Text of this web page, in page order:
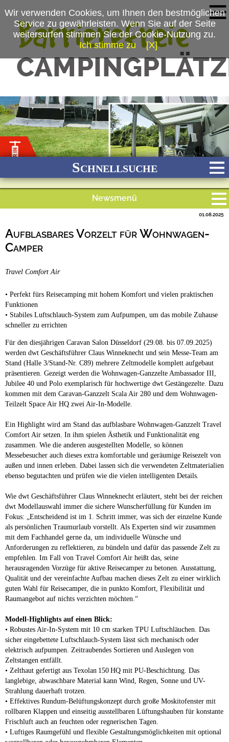
Schnellsuche
Ganzjährig geöffnet
Newsmenü
Campingplätze
Aufblasbares Vorzelt für Wohnwagen-
Camper
01.08.2025
Travel Comfort Air
• Perfekt fürs Reisecamping mit hohem Komfort und vielen praktischen
Funktionen
• Stabiles Luftschlauch-System zum Aufpumpen, um das mobile Zuhause
schneller zu errichten
Für den diesjährigen Caravan Salon Düsseldorf (29.08. bis 07.09.2025)
werden dwt Geschäftsführer Claus Winneknecht und sein Messe-Team am
Stand (Halle 3/Stand-Nr. C89) mehrere Zeltmodelle komplett aufgebaut
präsentieren. Gezeigt werden die Wohnwagen-Ganzzelte Ambassador III,
Jubilee 40 und Polo exemplarisch für hochwertige dwt Gestängezelte. Dazu
kommen mit dem Caravan-Ganzzelt Scala Air 280 und dem Wohnwagen-
Teilzelt Space Air HQ zwei Air-In-Modelle.
Ein Highlight wird am Stand das aufblasbare Wohnwagen-Ganzzelt Travel
Comfort Air setzen. In ihm spielen Ästhetik und Funktionalität eng
zusammen. Wie die anderen ausgestellten Modelle, so können
Messebesucher auch dieses extra komfortable und geräumige Reisezelt von
außen und innen erleben. Dabei lassen sich die verwendeten Zeltmaterialien
ebenso begutachten und prüfen wie die vielen intelligenten Details.
Wie dwt Geschäftsführer Claus Winneknecht erläutert, steht bei der reichen
dwt Modellauswahl immer die sichere Wunscherfüllung für Kunden im
Fokus: „Entscheidend ist im 1. Schritt immer, was sich der einzelne Kunde
als persönlichen Traumurlaub vorstellt. Als Experten sind wir zusammen
mit dem Fachhandel gerne da, um individuelle Wünsche und
Anforderungen zu reflektieren, zu bündeln und dafür das passende Zelt zu
empfehlen. Im Fall von Travel Comfort Air heißt das, seine
herausragenden Vorzüge für aktive Reisecamper zu betonen. Ausstattung,
Qualität und der vereinfachte Aufbau machen dieses Zelt zu einer wirklich
guten Wahl für Reisecamper, die in punkto Komfort, Flexibilität und
Raumangebot auf nichts verzichten möchten.“
Modell-Highlights auf einen Blick:
• Robustes Air-In-System mit 10 cm starken TPU Luftschläuchen. Das
sicher eingebettete Luftschlauch-System lässt sich mechanisch oder
elektrisch aufpumpen. Zeitraubendes Sortieren und Auslegen von
Zeltstangen entfällt.
• Zelthaut gefertigt aus Texolan 150 HQ mit PU-Beschichtung. Das
langlebige, abwaschbare Material kann Wind, Regen, Sonne und UV-
Strahlung dauerhaft trotzen.
• Effektives Rundum-Belüftungskonzept durch große Moskitofenster mit
rollbaren Klappen und einseitig ausstellbaren Lüftungshauben für konstante
Frischluft auch an feuchten oder regnerischen Tagen.
• Luftiges Raumgefühl und flexible Gestaltungsmöglichkeiten mit optional
Wir verwenden Cookies, um Ihnen den bestmöglichen
Service zu gewährleisten. Wenn Sie auf der Seite
weitersurfen stimmen Sie der Cookie-Nutzung zu.
Ich stimme zu
[X]